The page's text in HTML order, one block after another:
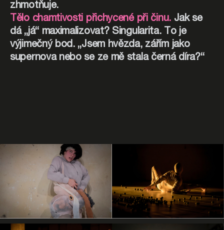
zhmotňuje.
Tělo chamtivosti přichycené při činu.Jak se
dá „já“ maximalizovat? Singularita. To je
výjimečný bod. „Jsem hvězda, zářím jako
supernova nebo se ze mě stala černá díra?“